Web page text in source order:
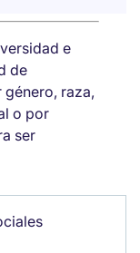
e
de
raza,
o por
ser